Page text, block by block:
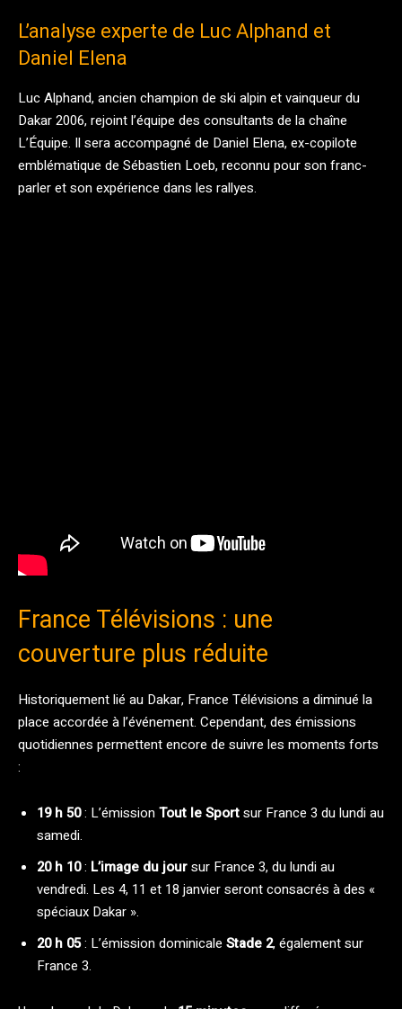
L’analyse experte de Luc Alphand et
Daniel Elena
Luc Alphand, ancien champion de ski alpin et vainqueur du
Dakar 2006, rejoint l’équipe des consultants de la chaîne
L’Équipe. Il sera accompagné de Daniel Elena, ex-copilote
emblématique de Sébastien Loeb, reconnu pour son franc-
parler et son expérience dans les rallyes.
France Télévisions : une
couverture plus réduite
Historiquement lié au Dakar, France Télévisions a diminué la
place accordée à l’événement. Cependant, des émissions
quotidiennes permettent encore de suivre les moments forts
:
19 h 50: L’émissionTout le Sportsur France 3 du lundi au
samedi.
20 h 10: L’image du joursur France 3, du lundi au
vendredi. Les 4, 11 et 18 janvier seront consacrés à des «
spéciaux Dakar ».
20 h 05: L’émission dominicale Stade 2, également sur
France 3.